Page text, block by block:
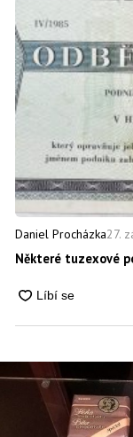
Daniel Procházka27.
Některé tuzexové